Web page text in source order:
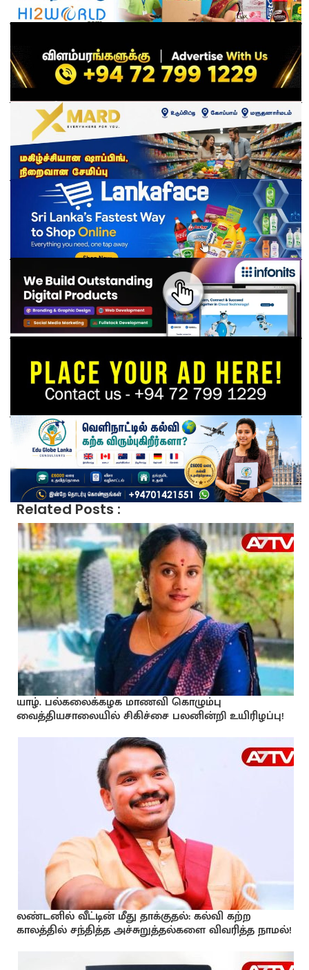
Related Posts :
யாழ். பல்கலைக்கழக மாணவி கொழும்பு
வைத்தியசாலையில் சிகிச்சை பலனின்றி உயிரிழப்பு!
லண்டனில் வீட்டின் மீது தாக்குதல்: கல்வி கற்ற
காலத்தில் சந்தித்த அச்சுறுத்தல்களை விவரித்த நாமல்!